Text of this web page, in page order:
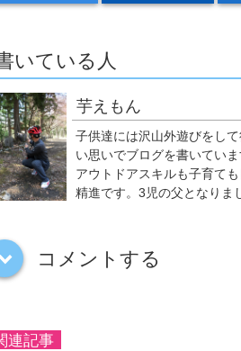
いている人
芋えもん
子供達には沢山外遊びをして
い思いでブログを書いていま
アウトドアスキルも子育ても
精進です。3児の父となりま
コメントする
連記事